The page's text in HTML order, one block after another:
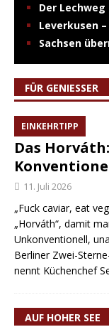
Der
Leverkusen
Sachsen
FÜR GENIESSER
EINKEHRTIPP
Das
11. Juli 2026
„Fuck caviar, eat
„Horváth“, damit
Unkonventionell,
Berliner Zwei-
nennt Küchenchef
AUF HOHER SEE